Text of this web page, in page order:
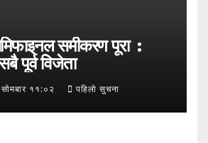
समीकरण पूरा :
पूर्व विजेता
११:०२ पहिलो सुचना